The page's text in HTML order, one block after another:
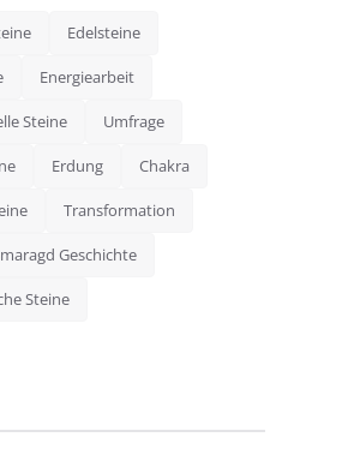
Edelsteine
Energiearbeit
Steine Umfrage
Erdung Chakra
Transformation
Geschichte
Steine